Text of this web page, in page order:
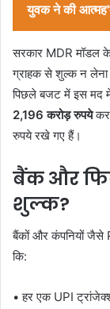
युवक ने की
सरकार MDR मॉडल के
ग्राहक से शुल्क न लेना
पिछले बजट में इस मद
2,196 करोड़ रुपयेकर
रुपये रखे गए हैं।
बैंक और
शुल्क?
बैंकों और कंपनियों
कि:
• हर एक UPI